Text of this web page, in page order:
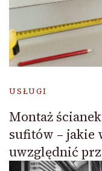
USŁUGI
Montaż
sufitów – jakie
uwzględnić